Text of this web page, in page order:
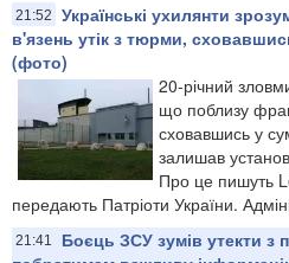
21:52
Українські ухилянти
в'язень утік з тюрми,
(фото)
20-річний
що поблизу
сховавшись у
залишав
Про це пишуть
передають Патріоти України.
21:41
Боєць ЗСУ зумів утекти з